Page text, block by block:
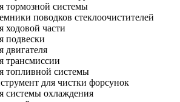
тормозной системы
поводков стеклоочистителей
ходовой части
подвески
двигателя
трансмиссии
топливной системы
для чистки форсунок
системы охлаждения